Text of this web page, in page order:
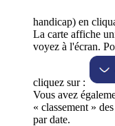
handicap) en
La carte affiche
voyez à l'écran.
cliquez sur :
Vous avez
« classement »
par date.